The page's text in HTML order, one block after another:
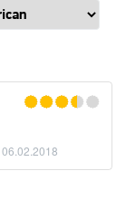
06.02.2018